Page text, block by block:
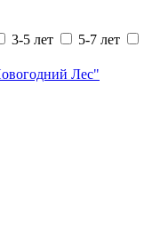
3-5 лет 5-7 лет